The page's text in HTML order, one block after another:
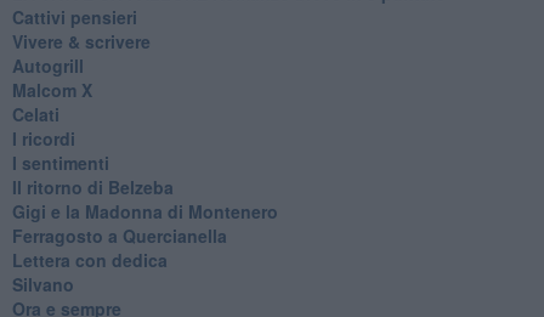
Cattivi pensieri
Vivere & scrivere
Autogrill
Malcom X
Celati
I ricordi
I sentimenti
Il ritorno di Belzeba
Gigi e la Madonna di Montenero
Ferragosto a Quercianella
Lettera con dedica
Silvano
Ora e sempre